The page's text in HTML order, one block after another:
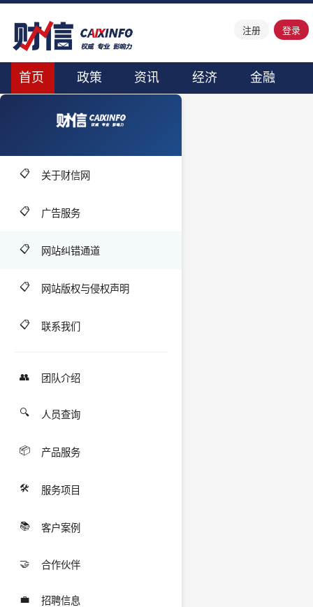
注册 登录
首页 政策 资讯 经济 金融
📋 关于财信网
📋 广告服务
📋 网站纠错通道
📋 网站版权与侵权声明
📋 联系我们
👥 团队介绍
🔍 人员查询
📦 产品服务
🛠️ 服务项目
📚 客户案例
🤝 合作伙伴
💼 招聘信息